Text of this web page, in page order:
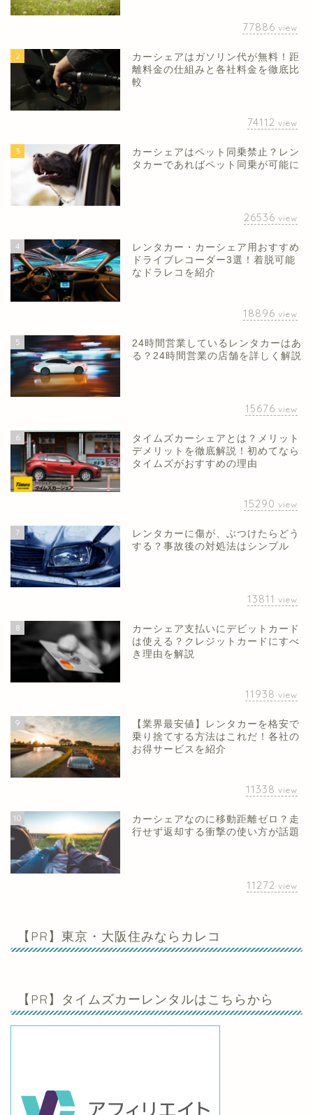
77886 view
2
カーシェアはガソリン代が無料！距
離料金の仕組みと各社料金を徹底比
較
74112 view
3
カーシェアはペット同乗禁止？レン
タカーであればペット同乗が可能に
26536 view
4
レンタカー・カーシェア用おすすめ
ドライブレコーダー3選！着脱可能
なドラレコを紹介
18896 view
5
24時間営業しているレンタカーはあ
る？24時間営業の店舗を詳しく解説
15676 view
6
タイムズカーシェアとは？メリット
デメリットを徹底解説！初めてなら
タイムズがおすすめの理由
15290 view
7
レンタカーに傷が、ぶつけたらどう
する？事故後の対処法はシンプル
13811 view
8
カーシェア支払いにデビットカード
は使える？クレジットカードにすべ
き理由を解説
11938 view
9
【業界最安値】レンタカーを格安で
乗り捨てする方法はこれだ！各社の
お得サービスを紹介
11338 view
10
カーシェアなのに移動距離ゼロ？走
行せず返却する衝撃の使い方が話題
11272 view
【PR】東京・大阪住みならカレコ
【PR】タイムズカーレンタルはこちらから